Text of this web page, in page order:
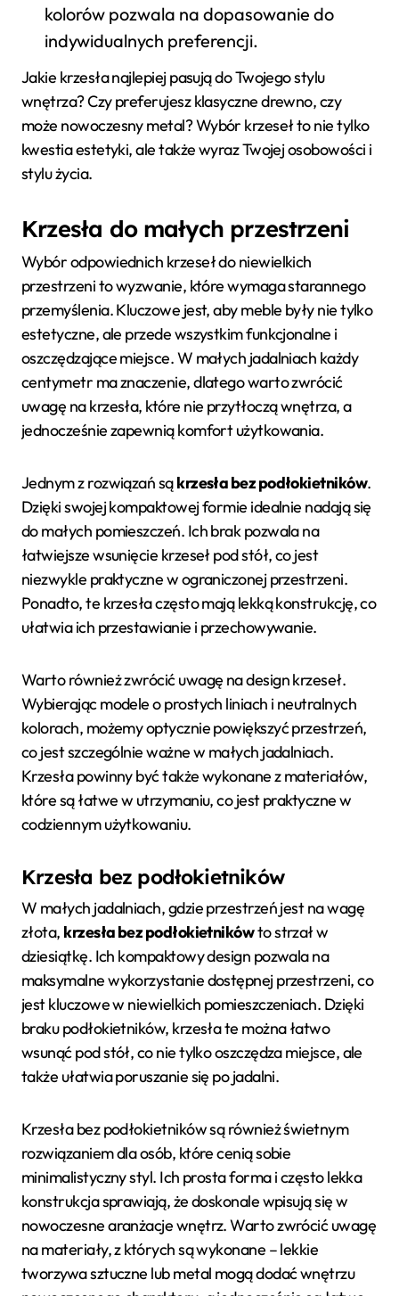
kolorów pozwala na dopasowanie do
indywidualnych preferencji.
Jakie krzesła najlepiej pasują do Twojego stylu
wnętrza? Czy preferujesz klasyczne drewno, czy
może nowoczesny metal? Wybór krzeseł to nie tylko
kwestia estetyki, ale także wyraz Twojej osobowości i
stylu życia.
Krzesła do małych przestrzeni
Wybór odpowiednich krzeseł do niewielkich
przestrzeni to wyzwanie, które wymaga starannego
przemyślenia. Kluczowe jest, aby meble były nie tylko
estetyczne, ale przede wszystkim funkcjonalne i
oszczędzające miejsce. W małych jadalniach każdy
centymetr ma znaczenie, dlatego warto zwrócić
uwagę na krzesła, które nie przytłoczą wnętrza, a
jednocześnie zapewnią komfort użytkowania.
Jednym z rozwiązań sąkrzesła bez podłokietników.
Dzięki swojej kompaktowej formie idealnie nadają się
do małych pomieszczeń. Ich brak pozwala na
łatwiejsze wsunięcie krzeseł pod stół, co jest
niezwykle praktyczne w ograniczonej przestrzeni.
Ponadto, te krzesła często mają lekką konstrukcję, co
ułatwia ich przestawianie i przechowywanie.
Warto również zwrócić uwagę na design krzeseł.
Wybierając modele o prostych liniach i neutralnych
kolorach, możemy optycznie powiększyć przestrzeń,
co jest szczególnie ważne w małych jadalniach.
Krzesła powinny być także wykonane z materiałów,
które są łatwe w utrzymaniu, co jest praktyczne w
codziennym użytkowaniu.
Krzesła bez podłokietników
W małych jadalniach, gdzie przestrzeń jest na wagę
złota, krzesła bez podłokietnikówto strzał w
dziesiątkę. Ich kompaktowy design pozwala na
maksymalne wykorzystanie dostępnej przestrzeni, co
jest kluczowe w niewielkich pomieszczeniach. Dzięki
braku podłokietników, krzesła te można łatwo
wsunąć pod stół, co nie tylko oszczędza miejsce, ale
także ułatwia poruszanie się po jadalni.
Krzesła bez podłokietników są również świetnym
rozwiązaniem dla osób, które cenią sobie
minimalistyczny styl. Ich prosta forma i często lekka
konstrukcja sprawiają, że doskonale wpisują się w
nowoczesne aranżacje wnętrz. Warto zwrócić uwagę
na materiały, z których są wykonane – lekkie
tworzywa sztuczne lub metal mogą dodać wnętrzu